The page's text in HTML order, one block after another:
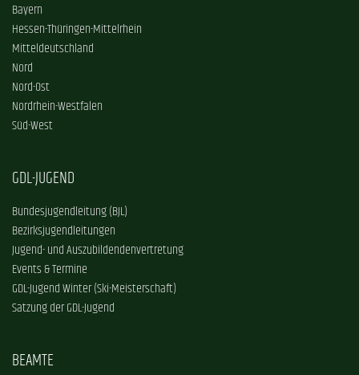
Bayern
Hessen-Thüringen-Mittelrhein
Mitteldeutschland
Nord
Nord-Ost
Nordrhein-Westfalen
Süd-West
GDL-JUGEND
Bundesjugendleitung (BJL)
Bezirksjugendleitungen
Jugend- und Auszubildendenvertretung
Events & Termine
GDL-Jugend Winter (Ski-Meisterschaft)
Satzung der GDL-Jugend
BEAMTE